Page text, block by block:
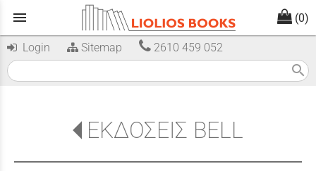
menu (0)
Login Sitemap 2610 459 052
search
ΕΚΔΟΣΕΙΣ BELL